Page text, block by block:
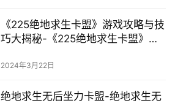
《225绝地求生卡盟》游戏攻略与技
巧大揭秘-《225绝地求生卡盟》高
2024年3月22日
绝地求生无后坐力卡盟-绝地求生无